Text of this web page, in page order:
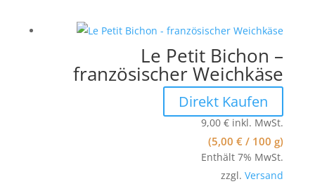
Le Petit Bichon –
französischer Weichkäse
Direkt Kaufen
9,00€ inkl. MwSt.
(5,00€ / 100 g)
Enthält 7% MwSt.
zzgl.Versand